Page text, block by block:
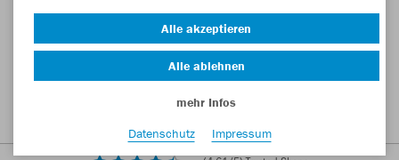
Alle akzeptieren
Alle ablehnen
mehr Infos
Datenschutz
Impressum